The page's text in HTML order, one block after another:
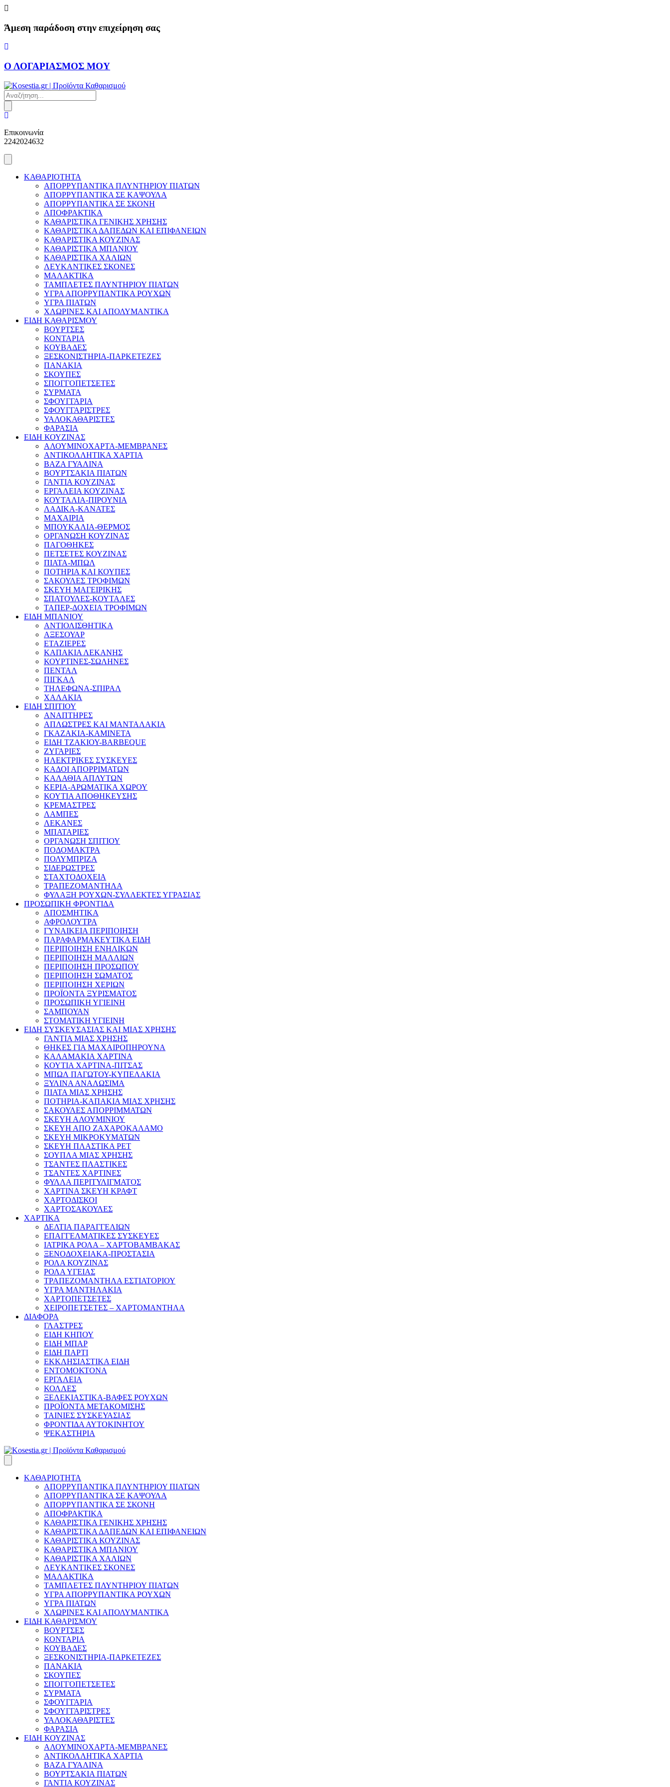
Skip
content
Άμεση παράδοση στην επιχείρηση σας
Ο ΛΟΓΑΡΙΑΣΜΟΣ ΜΟΥ
Products
search
Επικοινωνία
2242024632
ΚΑΘΑΡΙΟΤΗΤΑ
ΑΠΟΡΡΥΠΑΝΤΙΚΑ ΠΛΥΝΤΗΡΙΟΥ ΠΙΑΤΩΝ
ΑΠΟΡΡΥΠΑΝΤΙΚΑ ΣΕ ΚΑΨΟΥΛΑ
ΑΠΟΡΡΥΠΑΝΤΙΚΑ ΣΕ ΣΚΟΝΗ
ΑΠΟΦΡΑΚΤΙΚΑ
ΚΑΘΑΡΙΣΤΙΚΑ ΓΕΝΙΚΗΣ ΧΡΗΣΗΣ
ΚΑΘΑΡΙΣΤΙΚΑ ΔΑΠΕΔΩΝ ΚΑΙ ΕΠΙΦΑΝΕΙΩΝ
ΚΑΘΑΡΙΣΤΙΚΑ ΚΟΥΖΙΝΑΣ
ΚΑΘΑΡΙΣΤΙΚΑ ΜΠΑΝΙΟΥ
ΚΑΘΑΡΙΣΤΙΚΑ ΧΑΛΙΩΝ
ΛΕΥΚΑΝΤΙΚΕΣ ΣΚΟΝΕΣ
ΜΑΛΑΚΤΙΚΑ
ΤΑΜΠΛΕΤΕΣ ΠΛΥΝΤΗΡΙΟΥ ΠΙΑΤΩΝ
ΥΓΡΑ ΑΠΟΡΡΥΠΑΝΤΙΚΑ ΡΟΥΧΩΝ
ΥΓΡΑ ΠΙΑΤΩΝ
ΧΛΩΡΙΝΕΣ ΚΑΙ ΑΠΟΛΥΜΑΝΤΙΚΑ
ΕΙΔΗ ΚΑΘΑΡΙΣΜΟΥ
ΒΟΥΡΤΣΕΣ
ΚΟΝΤΑΡΙΑ
ΚΟΥΒΑΔΕΣ
ΞΕΣΚΟΝΙΣΤΗΡΙΑ-ΠΑΡΚΕΤΕΖΕΣ
ΠΑΝΑΚΙΑ
ΣΚΟΥΠΕΣ
ΣΠΟΓΓΟΠΕΤΣΕΤΕΣ
ΣΥΡΜΑΤΑ
ΣΦΟΥΓΓΑΡΙΑ
ΣΦΟΥΓΓΑΡΙΣΤΡΕΣ
ΥΑΛΟΚΑΘΑΡΙΣΤΕΣ
ΦΑΡΑΣΙΑ
ΕΙΔΗ ΚΟΥΖΙΝΑΣ
ΑΛΟΥΜΙΝΟΧΑΡΤΑ-ΜΕΜΒΡΑΝΕΣ
ΑΝΤΙΚΟΛΛΗΤΙΚΑ ΧΑΡΤΙΑ
ΒΑΖΑ ΓΥΑΛΙΝΑ
ΒΟΥΡΤΣΑΚΙΑ ΠΙΑΤΩΝ
ΓΑΝΤΙΑ ΚΟΥΖΙΝΑΣ
ΕΡΓΑΛΕΙΑ ΚΟΥΖΙΝΑΣ
ΚΟΥΤΑΛΙΑ-ΠΙΡΟΥΝΙΑ
ΛΑΔΙΚΑ-ΚΑΝΑΤΕΣ
ΜΑΧΑΙΡΙΑ
ΜΠΟΥΚΑΛΙΑ-ΘΕΡΜΟΣ
ΟΡΓΑΝΩΣΗ ΚΟΥΖΙΝΑΣ
ΠΑΓΟΘΗΚΕΣ
ΠΕΤΣΕΤΕΣ ΚΟΥΖΙΝΑΣ
ΠΙΑΤΑ-ΜΠΩΛ
ΠΟΤΗΡΙΑ ΚΑΙ ΚΟΥΠΕΣ
ΣΑΚΟΥΛΕΣ ΤΡΟΦΙΜΩΝ
ΣΚΕΥΗ ΜΑΓΕΙΡΙΚΗΣ
ΣΠΑΤΟΥΛΕΣ-ΚΟΥΤΑΛΕΣ
ΤΑΠΕΡ-ΔΟΧΕΙΑ ΤΡΟΦΙΜΩΝ
ΕΙΔΗ ΜΠΑΝΙΟΥ
ΑΝΤΙΟΛΙΣΘΗΤΙΚΑ
ΑΞΕΣΟΥΑΡ
ΕΤΑΖΙΕΡΕΣ
ΚΑΠΑΚΙΑ ΛΕΚΑΝΗΣ
ΚΟΥΡΤΙΝΕΣ-ΣΩΛΗΝΕΣ
ΠΕΝΤΑΛ
ΠΙΓΚΑΛ
ΤΗΛΕΦΩΝΑ-ΣΠΙΡΑΛ
ΧΑΛΑΚΙΑ
ΕΙΔΗ ΣΠΙΤΙΟΥ
ΑΝΑΠΤΗΡΕΣ
ΑΠΛΩΣΤΡΕΣ ΚΑΙ ΜΑΝΤΑΛΑΚΙΑ
ΓΚΑΖΑΚΙΑ-ΚΑΜΙΝΕΤΑ
ΕΙΔΗ ΤΖΑΚΙΟΥ-BARBEQUE
ΖΥΓΑΡΙΕΣ
ΗΛΕΚΤΡΙΚΕΣ ΣΥΣΚΕΥΕΣ
ΚΑΔΟΙ ΑΠΟΡΡΙΜΑΤΩΝ
ΚΑΛΑΘΙΑ ΑΠΛΥΤΩΝ
ΚΕΡΙΑ-ΑΡΩΜΑΤΙΚΑ ΧΩΡΟΥ
ΚΟΥΤΙΑ ΑΠΟΘΗΚΕΥΣΗΣ
ΚΡΕΜΑΣΤΡΕΣ
ΛΑΜΠΕΣ
ΛΕΚΑΝΕΣ
ΜΠΑΤΑΡΙΕΣ
ΟΡΓΑΝΩΣΗ ΣΠΙΤΙΟΥ
ΠΟΔΟΜΑΚΤΡΑ
ΠΟΛΥΜΠΡΙΖΑ
ΣΙΔΕΡΩΣΤΡΕΣ
ΣΤΑΧΤΟΔΟΧΕΙΑ
ΤΡΑΠΕΖΟΜΑΝΤΗΛΑ
ΦΥΛΑΞΗ ΡΟΥΧΩΝ-ΣΥΛΛΕΚΤΕΣ ΥΓΡΑΣΙΑΣ
ΠΡΟΣΩΠΙΚΗ ΦΡΟΝΤΙΔΑ
ΑΠΟΣΜΗΤΙΚΑ
ΑΦΡΟΛΟΥΤΡΑ
ΓΥΝΑΙΚΕΙΑ ΠΕΡΙΠΟΙΗΣΗ
ΠΑΡΑΦΑΡΜΑΚΕΥΤΙΚΑ ΕΙΔΗ
ΠΕΡΙΠΟΙΗΣΗ ΕΝΗΛΙΚΩΝ
ΠΕΡΙΠΟΙΗΣΗ ΜΑΛΛΙΩΝ
ΠΕΡΙΠΟΙΗΣΗ ΠΡΟΣΩΠΟΥ
ΠΕΡΙΠΟΙΗΣΗ ΣΩΜΑΤΟΣ
ΠΕΡΙΠΟΙΗΣΗ ΧΕΡΙΩΝ
ΠΡΟΪΟΝΤΑ ΞΥΡΙΣΜΑΤΟΣ
ΠΡΟΣΩΠΙΚΗ ΥΓΙΕΙΝΗ
ΣΑΜΠΟΥΑΝ
ΣΤΟΜΑΤΙΚΗ ΥΓΙΕΙΝΗ
ΕΙΔΗ ΣΥΣΚΕΥΣΑΣΙΑΣ ΚΑΙ ΜΙΑΣ ΧΡΗΣΗΣ
ΓΑΝΤΙΑ ΜΙΑΣ ΧΡΗΣΗΣ
ΘΗΚΕΣ ΓΙΑ ΜΑΧΑΙΡΟΠΗΡΟΥΝΑ
ΚΑΛΑΜΑΚΙΑ ΧΑΡΤΙΝΑ
ΚΟΥΤΙΑ ΧΑΡΤΙΝΑ-ΠΙΤΣΑΣ
ΜΠΩΛ ΠΑΓΩΤΟΥ-ΚΥΠΕΛΑΚΙΑ
ΞΥΛΙΝΑ ΑΝΑΛΩΣΙΜΑ
ΠΙΑΤΑ ΜΙΑΣ ΧΡΗΣΗΣ
ΠΟΤΗΡΙΑ-ΚΑΠΑΚΙΑ ΜΙΑΣ ΧΡΗΣΗΣ
ΣΑΚΟΥΛΕΣ ΑΠΟΡΡΙΜΜΑΤΩΝ
ΣΚΕΥΗ ΑΛΟΥΜΙΝΙΟΥ
ΣΚΕΥΗ ΑΠΟ ΖΑΧΑΡΟΚΑΛΑΜΟ
ΣΚΕΥΗ ΜΙΚΡΟΚΥΜΑΤΩΝ
ΣΚΕΥΗ ΠΛΑΣΤΙΚΑ PET
ΣΟΥΠΛΑ ΜΙΑΣ ΧΡΗΣΗΣ
ΤΣΑΝΤΕΣ ΠΛΑΣΤΙΚΕΣ
ΤΣΑΝΤΕΣ ΧΑΡΤΙΝΕΣ
ΦΥΛΛΑ ΠΕΡΙΤΥΛΙΓΜΑΤΟΣ
ΧΑΡΤΙΝΑ ΣΚΕΥΗ ΚΡΑΦΤ
ΧΑΡΤΟΔΙΣΚΟΙ
ΧΑΡΤΟΣΑΚΟΥΛΕΣ
ΧΑΡΤΙΚΑ
ΔΕΛΤΙΑ ΠΑΡΑΓΓΕΛΙΩΝ
ΕΠΑΓΓΕΛΜΑΤΙΚΕΣ ΣΥΣΚΕΥΕΣ
ΙΑΤΡΙΚΑ ΡΟΛΑ – ΧΑΡΤΟΒΑΜΒΑΚΑΣ
ΞΕΝΟΔΟΧΕΙΑΚΑ-ΠΡΟΣΤΑΣΙΑ
ΡΟΛΑ ΚΟΥΖΙΝΑΣ
ΡΟΛΑ ΥΓΕΙΑΣ
ΤΡΑΠΕΖΟΜΑΝΤΗΛΑ ΕΣΤΙΑΤΟΡΙΟΥ
ΥΓΡΑ ΜΑΝΤΗΛΑΚΙΑ
ΧΑΡΤΟΠΕΤΣΕΤΕΣ
ΧΕΙΡΟΠΕΤΣΕΤΕΣ – ΧΑΡΤΟΜΑΝΤΗΛΑ
ΔΙΑΦΟΡΑ
ΓΛΑΣΤΡΕΣ
ΕΙΔΗ ΚΗΠΟΥ
ΕΙΔΗ ΜΠΑΡ
ΕΙΔΗ ΠΑΡΤΙ
ΕΚΚΛΗΣΙΑΣΤΙΚΑ ΕΙΔΗ
ΕΝΤΟΜΟΚΤΟΝΑ
ΕΡΓΑΛΕΙΑ
ΚΟΛΛΕΣ
ΞΕΛΕΚΙΑΣΤΙΚΑ-ΒΑΦΕΣ ΡΟΥΧΩΝ
ΠΡΟΪΟΝΤΑ ΜΕΤΑΚΟΜΙΣΗΣ
ΤΑΙΝΙΕΣ ΣΥΣΚΕΥΑΣΙΑΣ
ΦΡΟΝΤΙΔΑ ΑΥΤΟΚΙΝΗΤΟΥ
ΨΕΚΑΣΤΗΡΙΑ
ΚΑΘΑΡΙΟΤΗΤΑ
ΑΠΟΡΡΥΠΑΝΤΙΚΑ ΠΛΥΝΤΗΡΙΟΥ ΠΙΑΤΩΝ
ΑΠΟΡΡΥΠΑΝΤΙΚΑ ΣΕ ΚΑΨΟΥΛΑ
ΑΠΟΡΡΥΠΑΝΤΙΚΑ ΣΕ ΣΚΟΝΗ
ΑΠΟΦΡΑΚΤΙΚΑ
ΚΑΘΑΡΙΣΤΙΚΑ ΓΕΝΙΚΗΣ ΧΡΗΣΗΣ
ΚΑΘΑΡΙΣΤΙΚΑ ΔΑΠΕΔΩΝ ΚΑΙ ΕΠΙΦΑΝΕΙΩΝ
ΚΑΘΑΡΙΣΤΙΚΑ ΚΟΥΖΙΝΑΣ
ΚΑΘΑΡΙΣΤΙΚΑ ΜΠΑΝΙΟΥ
ΚΑΘΑΡΙΣΤΙΚΑ ΧΑΛΙΩΝ
ΛΕΥΚΑΝΤΙΚΕΣ ΣΚΟΝΕΣ
ΜΑΛΑΚΤΙΚΑ
ΤΑΜΠΛΕΤΕΣ ΠΛΥΝΤΗΡΙΟΥ ΠΙΑΤΩΝ
ΥΓΡΑ ΑΠΟΡΡΥΠΑΝΤΙΚΑ ΡΟΥΧΩΝ
ΥΓΡΑ ΠΙΑΤΩΝ
ΧΛΩΡΙΝΕΣ ΚΑΙ ΑΠΟΛΥΜΑΝΤΙΚΑ
ΕΙΔΗ ΚΑΘΑΡΙΣΜΟΥ
ΒΟΥΡΤΣΕΣ
ΚΟΝΤΑΡΙΑ
ΚΟΥΒΑΔΕΣ
ΞΕΣΚΟΝΙΣΤΗΡΙΑ-ΠΑΡΚΕΤΕΖΕΣ
ΠΑΝΑΚΙΑ
ΣΚΟΥΠΕΣ
ΣΠΟΓΓΟΠΕΤΣΕΤΕΣ
ΣΥΡΜΑΤΑ
ΣΦΟΥΓΓΑΡΙΑ
ΣΦΟΥΓΓΑΡΙΣΤΡΕΣ
ΥΑΛΟΚΑΘΑΡΙΣΤΕΣ
ΦΑΡΑΣΙΑ
ΕΙΔΗ ΚΟΥΖΙΝΑΣ
ΑΛΟΥΜΙΝΟΧΑΡΤΑ-ΜΕΜΒΡΑΝΕΣ
ΑΝΤΙΚΟΛΛΗΤΙΚΑ ΧΑΡΤΙΑ
ΒΑΖΑ ΓΥΑΛΙΝΑ
ΒΟΥΡΤΣΑΚΙΑ ΠΙΑΤΩΝ
ΓΑΝΤΙΑ ΚΟΥΖΙΝΑΣ